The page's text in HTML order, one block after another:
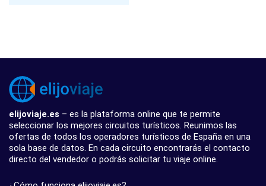
elijoviaje.es – es la plataforma online que te permite
seleccionar los mejores circuitos turísticos. Reunimos las
ofertas de todos los operadores turísticos de España en una
sola base de datos. En cada circuito encontrarás el contacto
directo del vendedor o podrás solicitar tu viaje online.